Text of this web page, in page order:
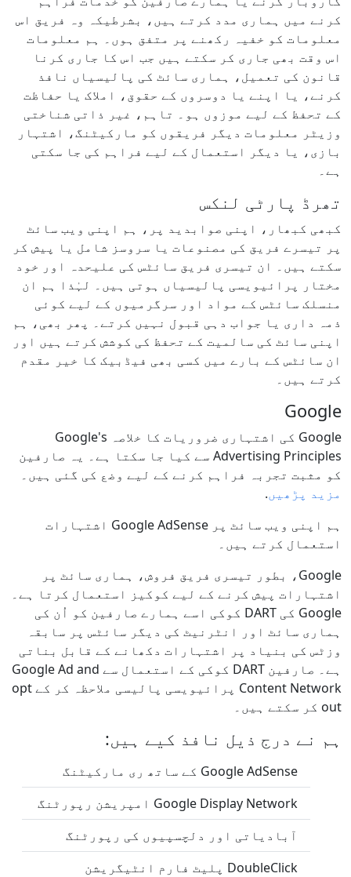
کرنے میں ہماری مدد کرتے ہیں، بشرطیکہ وہ فریق اس
معلومات کو خفیہ رکھنے پر متفق ہوں۔ ہم معلومات
اس وقت بھی جاری کر سکتے ہیں جب اس کا جاری کرنا
قانون کی تعمیل، ہماری سائٹ کی پالیسیاں نافذ
کرنے، یا اپنے یا دوسروں کے حقوق، املاک یا حفاظت
کے تحفظ کے لیے موزوں ہو۔ تاہم، غیر ذاتی شناختی
وزیٹر معلومات دیگر فریقوں کو مارکیٹنگ، اشتہار
بازی، یا دیگر استعمال کے لیے فراہم کی جا سکتی
ہے۔
تھرڈ پارٹی لنکس
کبھی کبھار، اپنی صوابدید پر، ہم اپنی ویب سائٹ
پر تیسرے فریق کی مصنوعات یا سروسز شامل یا پیش کر
سکتے ہیں۔ ان تیسری فریق سائٹس کی علیحدہ اور خود
مختار پرائیویسی پالیسیاں ہوتی ہیں۔ لہٰذا ہم ان
منسلک سائٹس کے مواد اور سرگرمیوں کے لیے کوئی
ذمہ داری یا جواب دہی قبول نہیں کرتے۔ پھر بھی، ہم
اپنی سائٹ کی سالمیت کے تحفظ کی کوشش کرتے ہیں اور
ان سائٹس کے بارے میں کسی بھی فیڈبیک کا خیر مقدم
کرتے ہیں۔
Google
Google کی اشتہاری ضروریات کا خلاصہ Google's
Advertising Principles سے کیا جا سکتا ہے۔ یہ صارفین
کو مثبت تجربہ فراہم کرنے کے لیے وضع کی گئی ہیں۔
مزید پڑھیں.
ہم اپنی ویب سائٹ پر Google AdSense اشتہارات
استعمال کرتے ہیں۔
Google، بطور تیسری فریق فروش، ہماری سائٹ پر
اشتہارات پیش کرنے کے لیے کوکیز استعمال کرتا ہے۔
Google کی DART کوکی اسے ہمارے صارفین کو اُن کی
ہماری سائٹ اور انٹرنیٹ کی دیگر سائٹس پر سابقہ
وزٹس کی بنیاد پر اشتہارات دکھانے کے قابل بناتی
ہے۔ صارفین DART کوکی کے استعمال سے Google Ad and
Content Network پرائیویسی پالیسی ملاحظہ کر کے opt
out کر سکتے ہیں۔
ہم نے درج ذیل نافذ کیے ہیں:
Google AdSense کے ساتھ ری مارکیٹنگ
Google Display Network امپریشن رپورٹنگ
آبادیاتی اور دلچسپیوں کی رپورٹنگ
DoubleClick پلیٹ فارم انٹیگریشن